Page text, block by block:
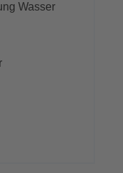
Wasser